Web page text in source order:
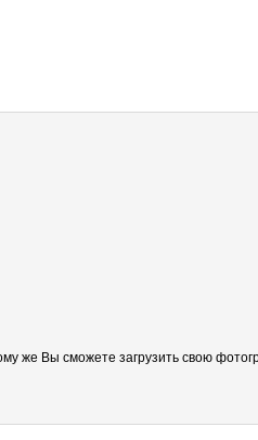
же Вы сможете загрузить свою